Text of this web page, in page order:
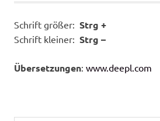
Schrift größer: Strg +
Schrift kleiner: Strg –
Übersetzungen: www.deepl.com